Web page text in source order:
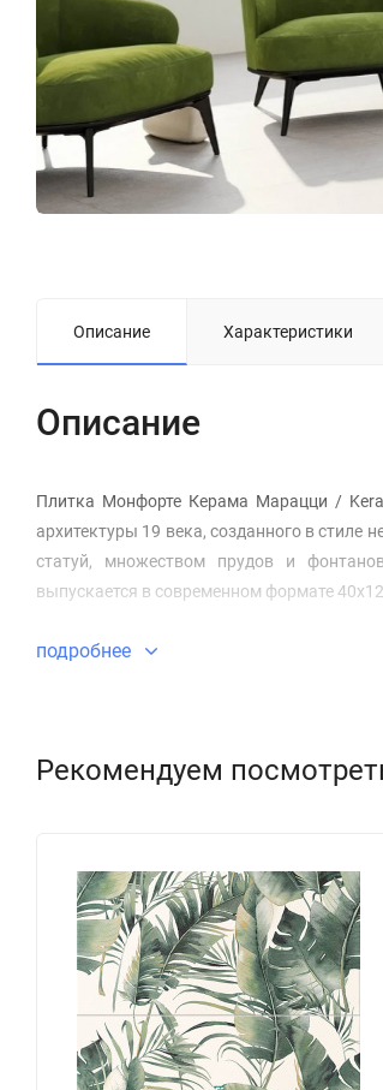
Описание Характеристики
Описание
Плитка Монфорте Керама Марацци /
архитектуры 19 века, созданного в
статуй, множеством прудов и
выпускается в современном формате
подробнее
Рекомендуем